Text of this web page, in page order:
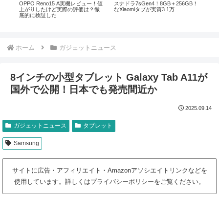
OPPO Reno15 A実機レビュー！値
上がりしたけど実際の評価は？徹
底的に検証した
スナドラ7sGen4！8GB＋256GB！
なXiaomiタブが実質3.1万
ホーム ガジェットニュース
8インチの小型タブレット Galaxy Tab A11が
国外で公開！日本でも発売間近か
2025.09.14
ガジェットニュース タブレット
Samsung
サイトに広告・アフィリエイト・Amazonアソシエイトリンクなどを
使用しています。詳しくはプライバシーポリシーをご覧ください。